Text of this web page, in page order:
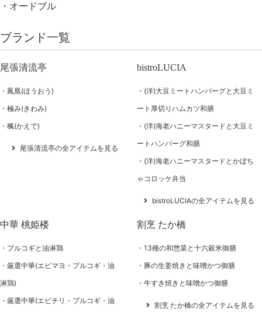
オードブル
ブランド一覧
尾張清流亭
鳳凰(ほうおう)
極み(きわみ)
楓(かえで)
尾張清流亭の全アイテムを見る
bistroLUCIA
(洋)大豆ミートハンバーグと大豆ミ
ート厚切りハムカツ和膳
(洋)海老ハニーマスタードと大豆ミ
ートハンバーグ和膳
(洋)海老ハニーマスタードとかぼち
ゃコロッケ弁当
bistroLUCIAの全アイテムを見る
中華 桃姫楼
プルコギと油淋鶏
厳選中華(エビマヨ・プルコギ・油
淋鶏)
厳選中華(エビチリ・プルコギ・油
割烹 たか橋
13種の和惣菜と十六穀米御膳
豚の生姜焼きと味噌かつ御膳
牛すき焼きと味噌かつ御膳
割烹 たか橋の全アイテムを見る